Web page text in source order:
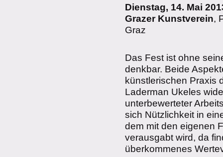
Dienstag, 14. Mai
Grazer Kunstverein,
Graz
Das Fest ist ohne
denkbar. Beide
künstlerischen Praxis
Laderman Ukeles
unterbewerteter
sich Nützlichkeit in
dem mit den eigenen
verausgabt wird, da
überkommenes